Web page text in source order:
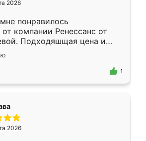
2026
понравилось
компании Ренессанс от
Подходяшщая цена и
изготовления. Приехавший
Владислав
моему эскизу самый
1
2026